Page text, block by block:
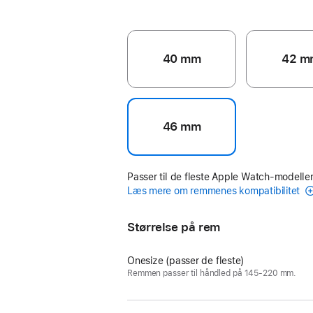
40 mm 42
46 mm
Passer til de fleste Apple Watch-
Læs mere om remmenes kompatibilitet
Størrelse på rem
Onesize (passer de fleste)
Remmen passer til håndled på 145-220 mm.